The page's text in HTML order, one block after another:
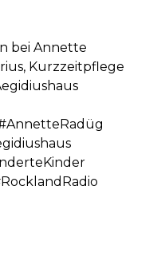
bei Annette
Kurzzeitpflege